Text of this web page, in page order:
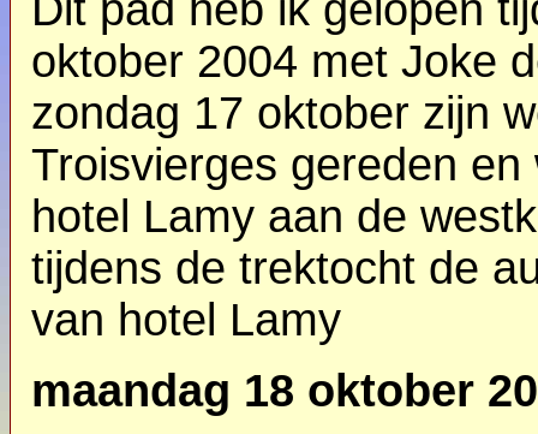
oktober 2004 met Joke
zondag 17 oktober zijn
Troisvierges gereden
hotel Lamy aan de
tijdens de trektocht de
van hotel Lamy
maandag 18 oktober